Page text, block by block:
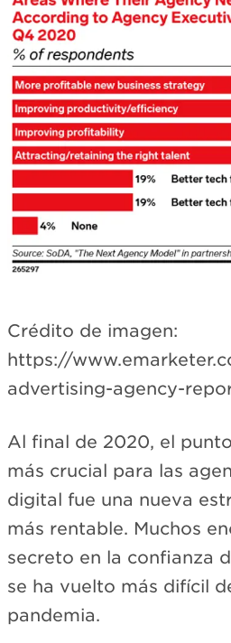
Crédito de imagen:
https://
advertising-agency-
Al final de 2020, el
más crucial para las
digital fue una nueva
más rentable. Muchos
secreto en la confianza
se ha vuelto más difícil
pandemia.